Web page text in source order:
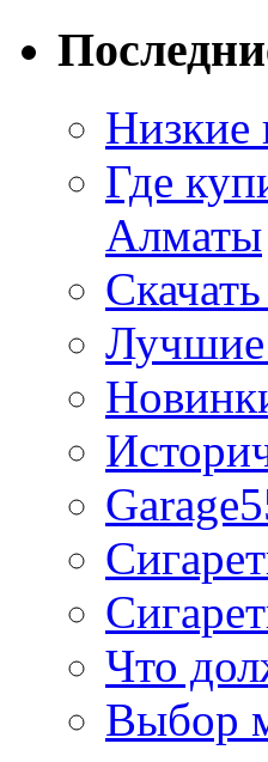
Низкие
Где
Алматы
Лучшие
Что
Выбор